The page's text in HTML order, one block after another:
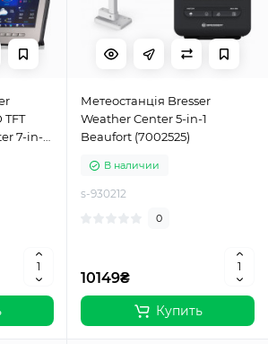
7-in-1
Метеостанція Bresser
Weather Center 5-in-1
Beaufort (7002525)
В наличии
s-930212
0
10149₴
Купить